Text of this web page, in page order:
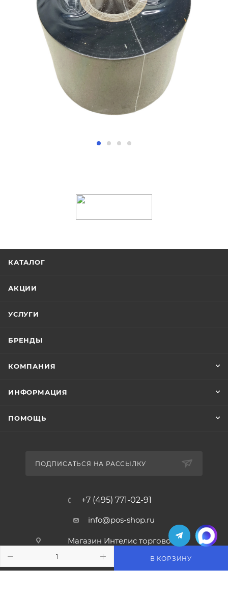
В КОРЗИНУ
КАТАЛОГ
АКЦИИ
УСЛУГИ
БРЕНДЫ
КОМПАНИЯ
ИНФОРМАЦИЯ
ПОМОЩЬ
ПОДПИСАТЬСЯ НА РАССЫЛКУ
+7 (495) 771-02-91
info@pos-shop.ru
Магазин Интелис торговое
г. Москва, Сущевский вал, д. 5с1А'